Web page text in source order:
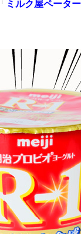
ミルク屋ペーター